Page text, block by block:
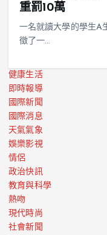
重罰10萬
一名就讀大學的學生A
徵了一…
健康生活
即時報導
國際新聞
國際消息
天氣氣象
娛樂影視
情侶
政治快訊
教育與科學
熱吻
現代時尚
社會新聞